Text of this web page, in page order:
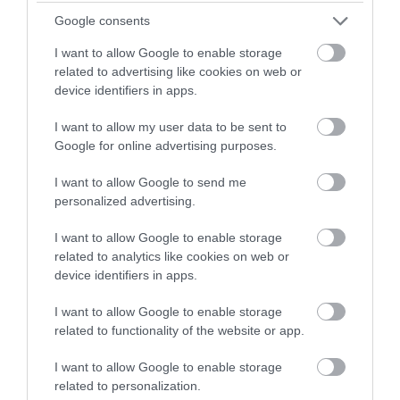
Google consents
I want to allow Google to enable storage
related to advertising like cookies on web or
device identifiers in apps.
I want to allow my user data to be sent to
Google for online advertising purposes.
I want to allow Google to send me
personalized advertising.
I want to allow Google to enable storage
related to analytics like cookies on web or
device identifiers in apps.
I want to allow Google to enable storage
related to functionality of the website or app.
I want to allow Google to enable storage
related to personalization.
τη Ρουμανία συνόδευσαν την Ιερή
06.08.2026 | 18:40
Έπαθε ηλεκτροπληξία ενώ έκλεβε
καλώδια – Οι συνεργοί του τον
06.08.2026 | 18:20
Δείτε τι έγινε χθες το βράδυ
06.08.2026 | 18:00
Φωτιά στη Σκύρο: Πηγαίνουν
ενισχύσεις στο Νησί – Τώρα
Κύμης
06.08.2026 | 17:40
ενώ έκλεβε καλώδια –
Οι συνεργοί του τον
εγκατέλειψαν
44χρονος για τη φωτιά
στη Κεφαλονιά
Έρχεται ισχυρό κύμα
Προφυλακιστέος ο